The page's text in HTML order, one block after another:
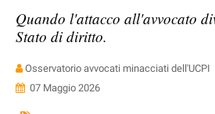
Quando l'attacco all'avvocato
Stato di diritto.
Osservatorio avvocati minacciati dell'UCPI
07 Maggio 2026